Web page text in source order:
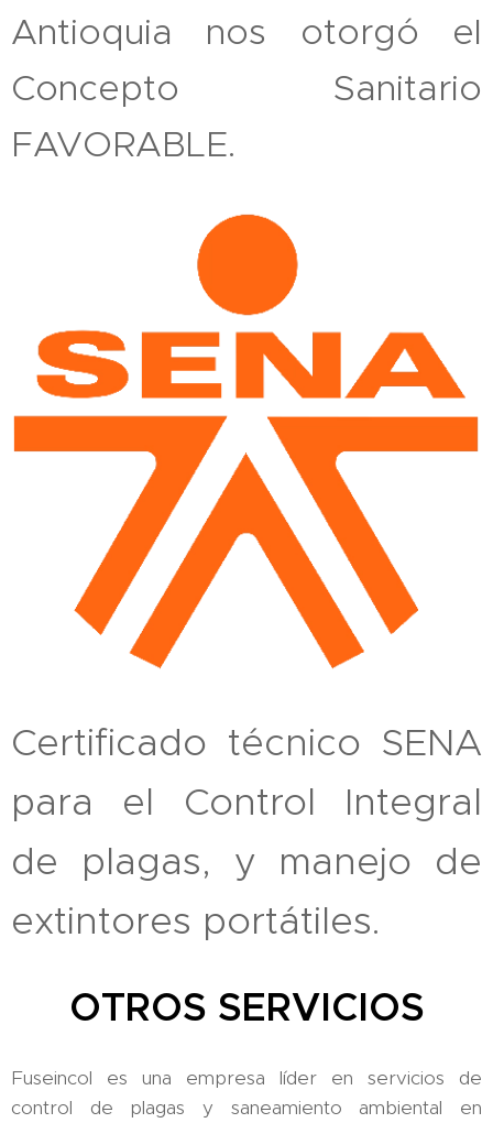
Antioquia nos otorgó el
Concepto Sanitario
FAVORABLE.
Certificado técnico SENA
para el Control Integral
de plagas, y manejo de
extintores portátiles.
OTROS SERVICIOS
Fuseincol es una empresa líder en servicios de
control de plagas y saneamiento ambiental en